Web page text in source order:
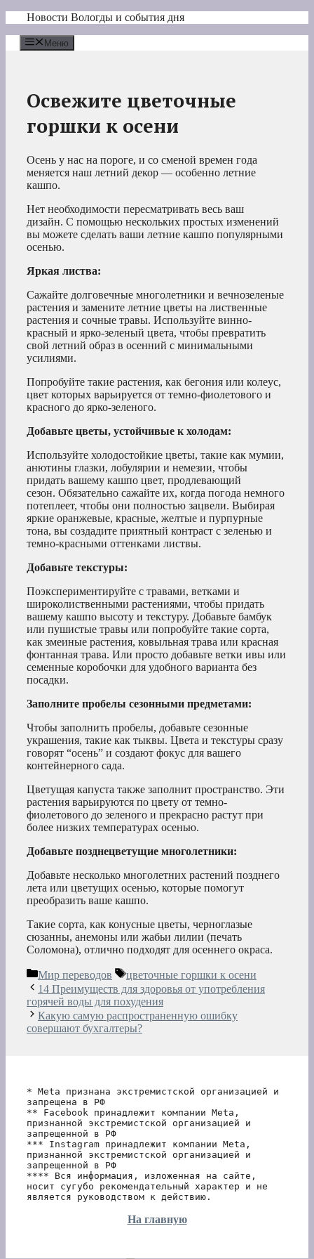
Перейти
содержимому
Новости Вологды и события дня
Меню
Освежите цветочные
горшки к осени
Осень у нас на пороге, и со сменой времен года
меняется наш летний декор — особенно летние
кашпо.
Нет необходимости пересматривать весь ваш
дизайн. С помощью нескольких простых изменений
вы можете сделать ваши летние кашпо популярными
осенью.
Яркая листва:
Сажайте долговечные многолетники и вечнозеленые
растения и замените летние цветы на лиственные
растения и сочные травы. Используйте винно-
красный и ярко-зеленый цвета, чтобы превратить
свой летний образ в осенний с минимальными
усилиями.
Попробуйте такие растения, как бегония или колеус,
цвет которых варьируется от темно-фиолетового и
красного до ярко-зеленого.
Добавьте цветы, устойчивые к холодам:
Используйте холодостойкие цветы, такие как мумии,
анютины глазки, лобулярии и немезии, чтобы
придать вашему кашпо цвет, продлевающий
сезон. Обязательно сажайте их, когда погода немного
потеплеет, чтобы они полностью зацвели. Выбирая
яркие оранжевые, красные, желтые и пурпурные
тона, вы создадите приятный контраст с зеленью и
темно-красными оттенками листвы.
Добавьте текстуры:
Поэкспериментируйте с травами, ветками и
широколиственными растениями, чтобы придать
вашему кашпо высоту и текстуру. Добавьте бамбук
или пушистые травы или попробуйте такие сорта,
как змеиные растения, ковыльная трава или красная
фонтанная трава. Или просто добавьте ветки ивы или
семенные коробочки для удобного варианта без
посадки.
Заполните пробелы сезонными предметами:
Чтобы заполнить пробелы, добавьте сезонные
украшения, такие как тыквы. Цвета и текстуры сразу
говорят “осень” и создают фокус для вашего
контейнерного сада.
Цветущая капуста также заполнит пространство. Эти
растения варьируются по цвету от темно-
фиолетового до зеленого и прекрасно растут при
более низких температурах осенью.
Добавьте позднецветущие многолетники:
Добавьте несколько многолетних растений позднего
лета или цветущих осенью, которые помогут
преобразить ваше кашпо.
Такие сорта, как конусные цветы, черноглазые
сюзанны, анемоны или жабьи лилии (печать
Соломона), отлично подходят для осеннего окраса.
Рубрики
Мир переводов Метки
цветочные горшки к осени
14 Преимуществ для здоровья от употребления
горячей воды для похудения
Какую самую распространенную ошибку
совершают бухгалтеры?
* Meta признана экстремистской организацией и
запрещена в РФ
** Facebook принадлежит компании Meta,
признанной экстремистской организацией и
запрещенной в РФ
*** Instagram принадлежит компании Meta,
признанной экстремистской организацией и
запрещенной в РФ
**** Вся информация, изложенная на сайте,
носит сугубо рекомендательный характер и не
является руководством к действию.
На главную